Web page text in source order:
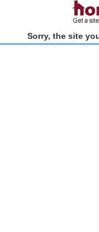
Sorry, the site